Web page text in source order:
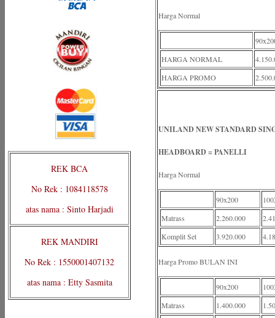
REK BCA
No Rek : 1084118578
atas nama : Sinto Harjadi
REK MANDIRI
No Rek : 1550001407132
atas nama : Etty Sasmita
Harga Normal
HARGA NORMAL
HARGA PROMO
UNILAND NEW STANDARD
HEADBOARD = PANELLI
Harga Normal
90x200
Matrass
2.260.000
Komplit Set
3.920.000
Harga Promo BULAN INI
90x200
Matrass
1.400.000